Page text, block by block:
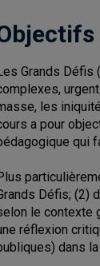
Grands Défis
les
a pour
qui
Défis; (2)
le contexte
réflexion
dans